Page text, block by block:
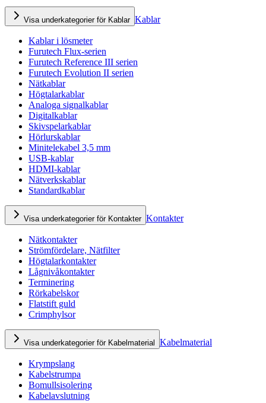
Visa underkategorier för Kablar Kablar
Kablar i lösmeter
Furutech Flux-serien
Furutech Reference III serien
Furutech Evolution II serien
Nätkablar
Högtalarkablar
Analoga signalkablar
Digitalkablar
Skivspelarkablar
Hörlurskablar
Minitelekabel 3,5 mm
USB-kablar
HDMI-kablar
Nätverkskablar
Standardkablar
Visa underkategorier för Kontakter Kontakter
Nätkontakter
Strömfördelare, Nätfilter
Högtalarkontakter
Lågnivåkontakter
Terminering
Rörkabelskor
Flatstift guld
Crimphylsor
Visa underkategorier för Kabelmaterial Kabelmaterial
Krympslang
Kabelstrumpa
Bomullsisolering
Kabelavslutning